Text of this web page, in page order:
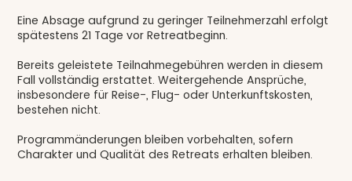
Eine Absage aufgrund zu geringer Teilnehmerzahl erfolgt
spätestens 21 Tage vor Retreatbeginn.
Bereits geleistete Teilnahmegebühren werden in diesem
Fall vollständig erstattet. Weitergehende Ansprüche,
insbesondere für Reise-, Flug- oder Unterkunftskosten,
bestehen nicht.
Programmänderungen bleiben vorbehalten, sofern
Charakter und Qualität des Retreats erhalten bleiben.